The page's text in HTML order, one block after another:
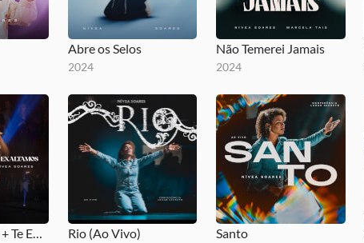
Abre os Selos
2024
Não Temerei Jamais
2024
Rio (Ao Vivo) Santo